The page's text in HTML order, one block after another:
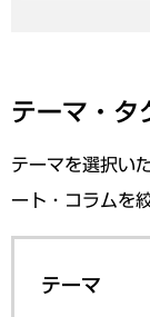
テーマ・タ
テーマを選択い
ート・コラムを
テーマ